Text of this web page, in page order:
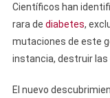
Científicos han
rara de diabetes,
mutaciones de este
instancia, destruir las
El nuevo